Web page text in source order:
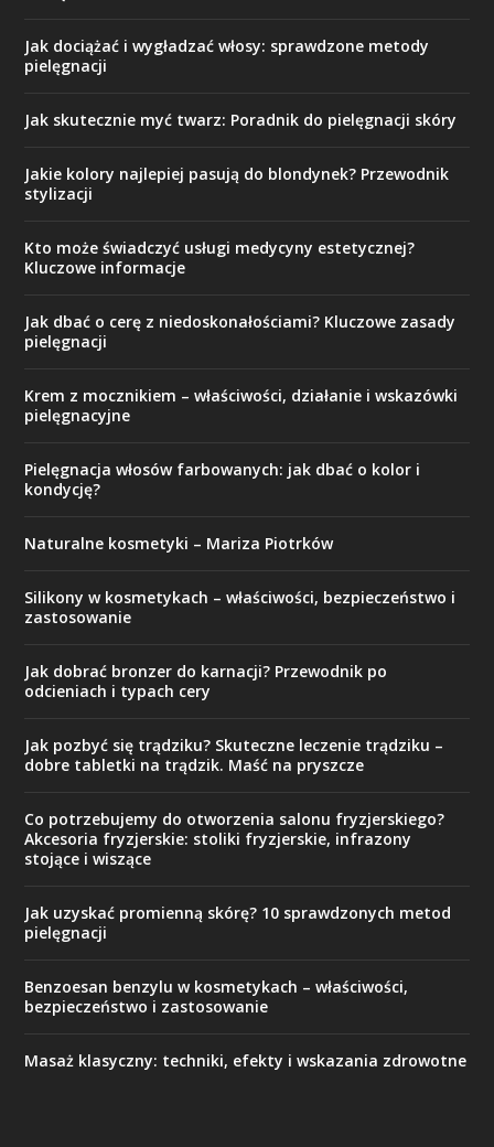
Jak dociążać i wygładzać włosy: sprawdzone metody
pielęgnacji
Jak skutecznie myć twarz: Poradnik do pielęgnacji skóry
Jakie kolory najlepiej pasują do blondynek? Przewodnik
stylizacji
Kto może świadczyć usługi medycyny estetycznej?
Kluczowe informacje
Jak dbać o cerę z niedoskonałościami? Kluczowe zasady
pielęgnacji
Krem z mocznikiem – właściwości, działanie i wskazówki
pielęgnacyjne
Pielęgnacja włosów farbowanych: jak dbać o kolor i
kondycję?
Naturalne kosmetyki – Mariza Piotrków
Silikony w kosmetykach – właściwości, bezpieczeństwo i
zastosowanie
Jak dobrać bronzer do karnacji? Przewodnik po
odcieniach i typach cery
Jak pozbyć się trądziku? Skuteczne leczenie trądziku –
dobre tabletki na trądzik. Maść na pryszcze
Co potrzebujemy do otworzenia salonu fryzjerskiego?
Akcesoria fryzjerskie: stoliki fryzjerskie, infrazony
stojące i wiszące
Jak uzyskać promienną skórę? 10 sprawdzonych metod
pielęgnacji
Benzoesan benzylu w kosmetykach – właściwości,
bezpieczeństwo i zastosowanie
Masaż klasyczny: techniki, efekty i wskazania zdrowotne